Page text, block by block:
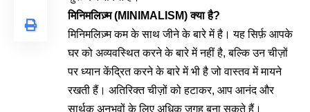
मिनिमलिज़्म (MINIMALISM) क्या है?
मिनिमलिज़्म कम के साथ जीने के बारे में है। यह सिर्फ़ आपके
घर को अव्यवस्थित करने के बारे में नहीं है, बल्कि उन चीज़ों
पर ध्यान केंद्रित करने के बारे में भी है जो वास्तव में मायने
रखती हैं। अतिरिक्त चीज़ों को हटाकर, आप आनंद और
सार्थक अनुभवों के लिए अधिक जगह बना सकते हैं।